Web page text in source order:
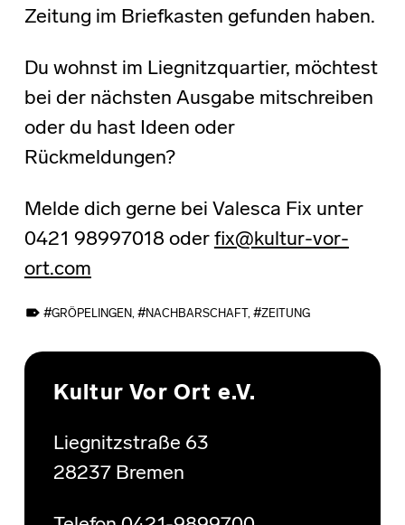
Zeitung im Briefkasten gefunden haben.
Du wohnst im Liegnitzquartier, möchtest
bei der nächsten Ausgabe mitschreiben
oder du hast Ideen oder
Rückmeldungen?
Melde dich gerne bei Valesca Fix unter
0421 98997018 oder fix@kultur-vor-
ort.com
GRÖPELINGEN, NACHBARSCHAFT , ZEITUNG
Skip back to main navigation
Kultur Vor Ort e.V.
Liegnitzstraße 63
28237 Bremen